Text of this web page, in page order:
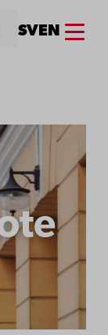
SVEN Menu